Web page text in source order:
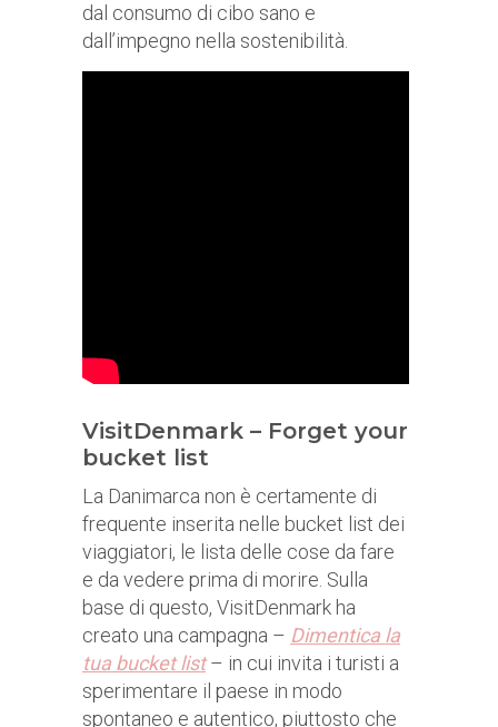
dal consumo di cibo sano e
dall’impegno nella sostenibilità.
VisitDenmark – Forget your
bucket list
La Danimarca non è certamente di
frequente inserita nelle bucket list dei
viaggiatori, le lista delle cose da fare
e da vedere prima di morire. Sulla
base di questo, VisitDenmark ha
creato una campagna – Dimentica la
tua bucket list– in cui invita i turisti a
sperimentare il paese in modo
spontaneo e autentico, piuttosto che